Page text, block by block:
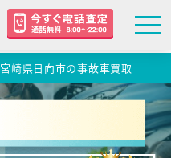
宮崎県日向市の事故車買取